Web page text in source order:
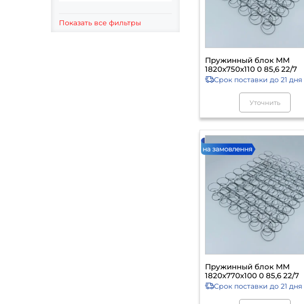
Показать все фильтры
Пружинный блок ММ
1820х750х110 0 85,6 22/7
Срок поставки до 21 дня
Уточнить
Пружинный блок ММ
1820х770х100 0 85,6 22/7
Срок поставки до 21 дня